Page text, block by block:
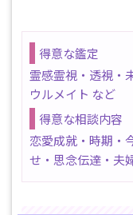
得意な鑑定
霊感霊視・透視・
ウルメイト など
得意な相談内容
恋愛成就・時期・
せ・思念伝達・夫